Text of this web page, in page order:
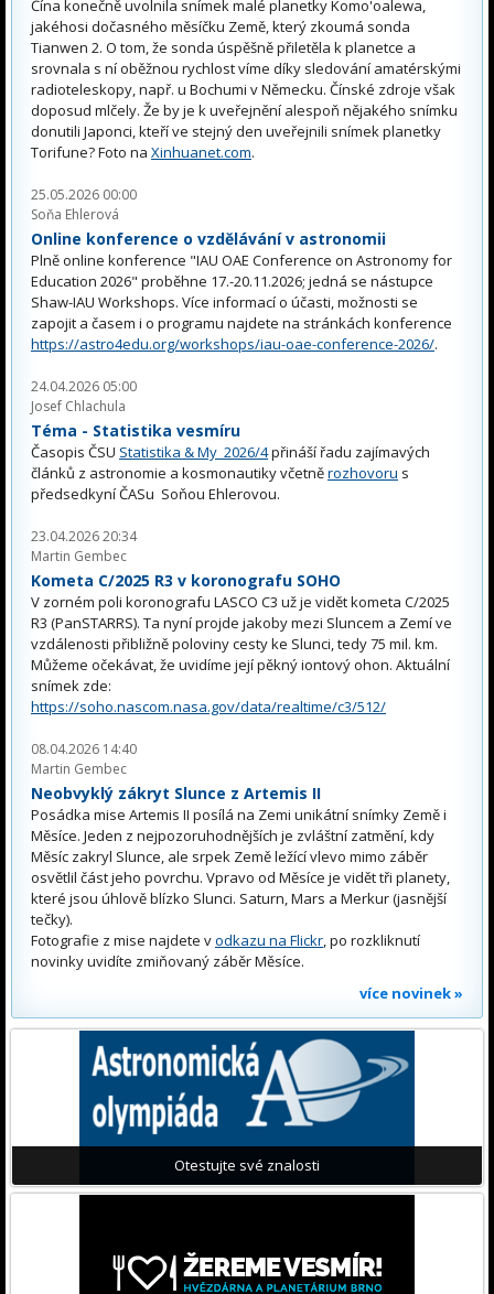
Čína konečně uvolnila snímek malé planetky Komo'oalewa,
jakéhosi dočasného měsíčku Země, který zkoumá sonda
Tianwen 2. O tom, že sonda úspěšně přiletěla k planetce a
srovnala s ní oběžnou rychlost víme díky sledování amatérskými
radioteleskopy, např. u Bochumi v Německu. Čínské zdroje však
doposud mlčely. Že by je k uveřejnění alespoň nějakého snímku
donutili Japonci, kteří ve stejný den uveřejnili snímek planetky
Torifune? Foto na Xinhuanet.com.
25.05.2026 00:00
Soňa Ehlerová
Online konference o vzdělávání v astronomii
Plně online konference "IAU OAE Conference on Astronomy for
Education 2026" proběhne 17.-20.11.2026; jedná se nástupce
Shaw-IAU Workshops. Více informací o účasti, možnosti se
zapojit a časem i o programu najdete na stránkách konference
https://astro4edu.org/workshops/iau-oae-conference-2026/.
24.04.2026 05:00
Josef Chlachula
Téma - Statistika vesmíru
Časopis ČSU Statistika & My 2026/4přináší řadu zajímavých
článků z astronomie a kosmonautiky včetněrozhovoru s
předsedkyní ČASu Soňou Ehlerovou.
23.04.2026 20:34
Martin Gembec
Kometa C/2025 R3 v koronografu SOHO
V zorném poli koronografu LASCO C3 už je vidět kometa C/2025
R3 (PanSTARRS). Ta nyní projde jakoby mezi Sluncem a Zemí ve
vzdálenosti přibližně poloviny cesty ke Slunci, tedy 75 mil. km.
Můžeme očekávat, že uvidíme její pěkný iontový ohon. Aktuální
snímek zde:
https://soho.nascom.nasa.gov/data/realtime/c3/512/
08.04.2026 14:40
Martin Gembec
Neobvyklý zákryt Slunce z Artemis II
Posádka mise Artemis II posílá na Zemi unikátní snímky Země i
Měsíce. Jeden z nejpozoruhodnějších je zvláštní zatmění, kdy
Měsíc zakryl Slunce, ale srpek Země ležící vlevo mimo záběr
osvětlil část jeho povrchu. Vpravo od Měsíce je vidět tři planety,
které jsou úhlově blízko Slunci. Saturn, Mars a Merkur (jasnější
tečky).
Fotografie z mise najdete vodkazu na Flickr, po rozkliknutí
novinky uvidíte zmiňovaný záběr Měsíce.
více novinek »
Otestujte své znalosti